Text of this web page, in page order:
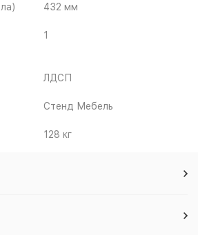
432 мм
1
ЛДСП
Стенд Мебель
128 кг